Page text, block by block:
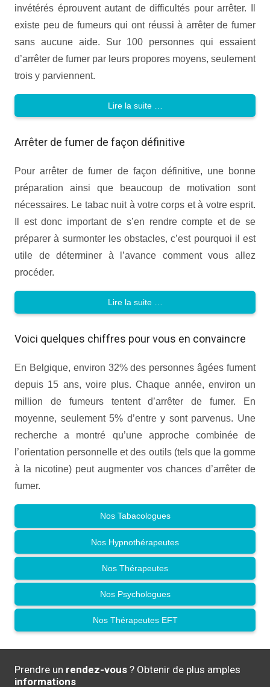
invétérés éprouvent autant de difficultés pour arrêter. Il
existe peu de fumeurs qui ont réussi à arrêter de fumer
sans aucune aide. Sur 100 personnes qui essaient
d’arrêter de fumer par leurs propores moyens, seulement
trois y parviennent.
Lire la suite …
Arrêter de fumer de façon définitive
Pour arrêter de fumer de façon définitive, une bonne
préparation ainsi que beaucoup de motivation sont
nécessaires. Le tabac nuit à votre corps et à votre esprit.
Il est donc important de s’en rendre compte et de se
préparer à surmonter les obstacles, c’est pourquoi il est
utile de déterminer à l’avance comment vous allez
procéder.
Lire la suite …
Voici quelques chiffres pour vous en convaincre
En Belgique, environ 32% des personnes âgées fument
depuis 15 ans, voire plus. Chaque année, environ un
million de fumeurs tentent d’arrêter de fumer. En
moyenne, seulement 5% d’entre y sont parvenus. Une
recherche a montré qu’une approche combinée de
l’orientation personnelle et des outils (tels que la gomme
à la nicotine) peut augmenter vos chances d’arrêter de
fumer.
Nos Tabacologues
Nos Hypnothérapeutes
Nos Thérapeutes
Nos Psychologues
Nos Thérapeutes EFT
Prendre un rendez-vous ? Obtenir de plus amples
informations